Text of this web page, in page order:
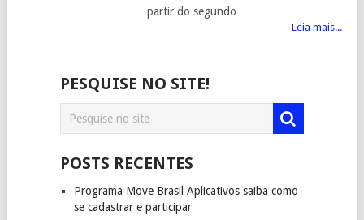
partir do segundo …
Leia mais...
PESQUISE NO SITE!
POSTS RECENTES
Programa Move Brasil Aplicativos saiba como
se cadastrar e participar